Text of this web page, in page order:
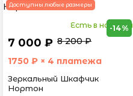
Доступны любые размеры
Есть в наличии
7 000 ₽ 8 200 ₽
-14%
1750 ₽ × 4 платежа
Зеркальный Шкафчик
Нортон